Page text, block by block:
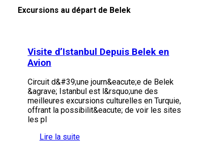
Excursions au départ de Belek
Visite d’Istanbul Depuis Belek en
Avion
Circuit d&#39;une journ&eacute;e de Belek
&agrave; Istanbul est l&rsquo;une des
meilleures excursions culturelles en Turquie,
offrant la possibilit&eacute; de voir les sites
les pl
Lire la suite